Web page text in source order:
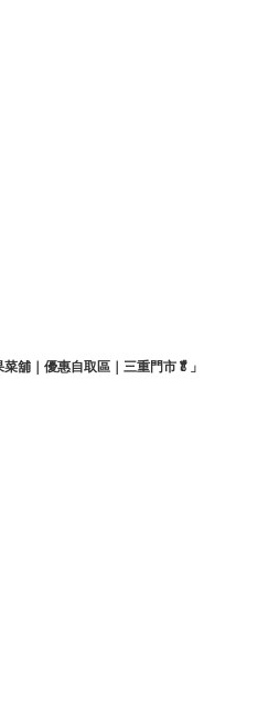
菜舖｜優惠自取區｜三重門市🥬」